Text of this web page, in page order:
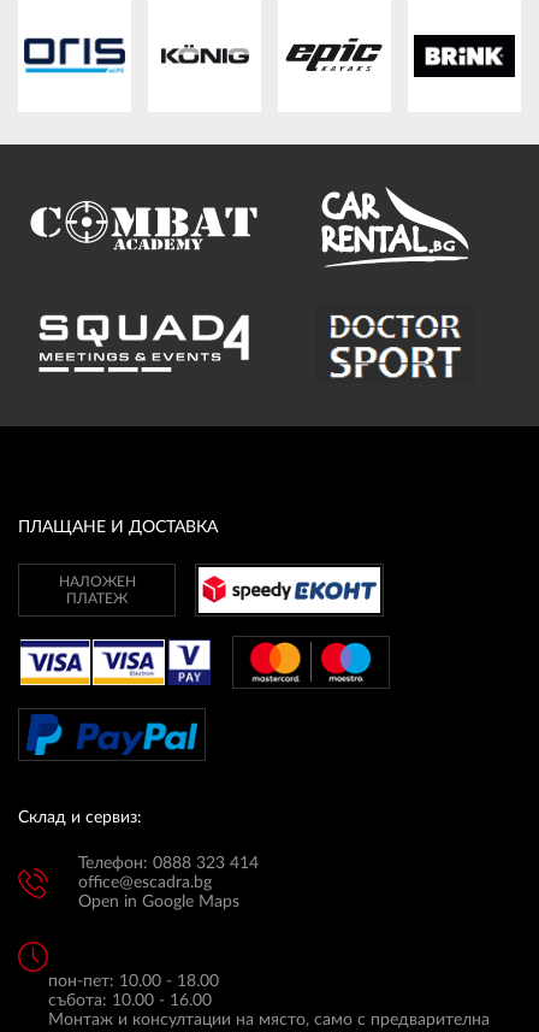
ПЛАЩАНЕ И ДОСТАВКА
НАЛОЖЕН
ПЛАТЕЖ
Склад и сервиз:
Телефон: 0888 323 414
office@escadra.bg
Open in Google Maps
пон-пет: 10.00 - 18.00
събота: 10.00 - 16.00
Монтаж и консултации на място, само с предварителна
ВХОД
ОБЩИ УСЛОВИЯ
СТОКИ НА КРЕДИТ
ПЛАТФОРМА ЗА ОРС